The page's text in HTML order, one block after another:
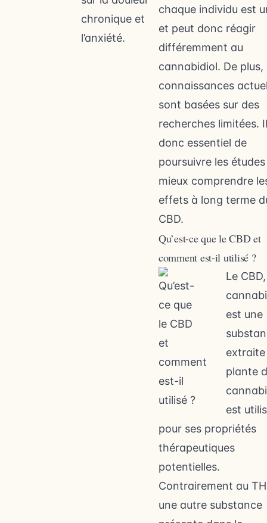
chronique et
l’anxiété.
chaque individu est
et peut donc réagir
différemment au
cannabidiol. De plus,
connaissances
sont basées sur des
recherches limitées.
donc essentiel de
poursuivre les
mieux comprendre
effets à long terme
CBD.
Qu’est-ce que le CBD et
comment est-il utilisé ?
Le
est une
extraite
plante
est
pour ses propriétés
thérapeutiques
potentielles.
Contrairement au
une autre substance